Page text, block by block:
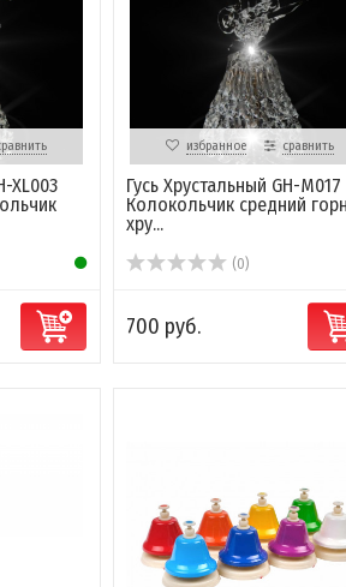
XL003
избранное сравнить
Гусь Хрустальный GH-
Колокольчик средний
хру...
(0)
700 руб.